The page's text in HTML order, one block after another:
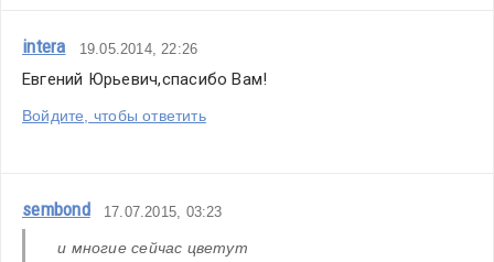
intera 19.05.2014, 22:26
Евгений Юрьевич,спасибо Вам!
Войдите, чтобы ответить
sembond 17.07.2015, 03:23
и многие сейчас цветут